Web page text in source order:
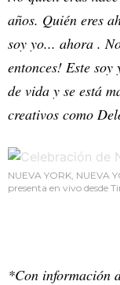
años. Quién eres
soy yo... ahora .
entonces! Este
de vida y se está
creativos como
NUEVA YORK, NUEVA
presenta en vivo desde
*Con información